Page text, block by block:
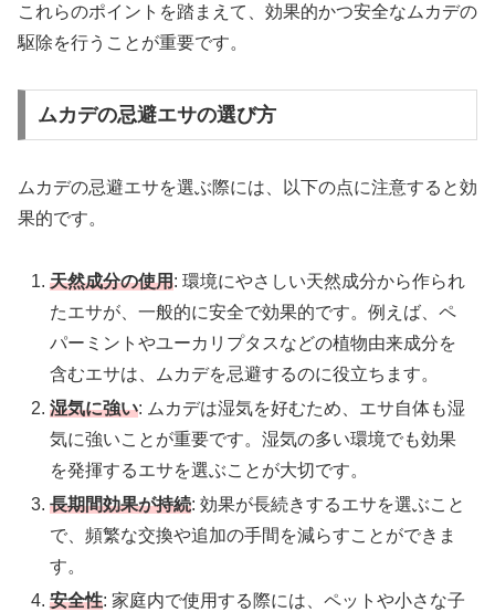
これらのポイントを踏まえて、効果的かつ安全なムカデの
駆除を行うことが重要です。
ムカデの忌避エサの選び方
ムカデの忌避エサを選ぶ際には、以下の点に注意すると効
果的です。
天然成分の使用: 環境にやさしい天然成分から作られ
たエサが、一般的に安全で効果的です。例えば、ペ
パーミントやユーカリプタスなどの植物由来成分を
含むエサは、ムカデを忌避するのに役立ちます。
湿気に強い: ムカデは湿気を好むため、エサ自体も湿
気に強いことが重要です。湿気の多い環境でも効果
を発揮するエサを選ぶことが大切です。
長期間効果が持続: 効果が長続きするエサを選ぶこと
で、頻繁な交換や追加の手間を減らすことができま
す。
安全性: 家庭内で使用する際には、ペットや小さな子